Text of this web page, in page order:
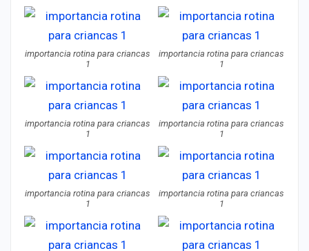
importancia rotina para criancas
1
importancia rotina para criancas
1
importancia rotina para criancas
1
importancia rotina para criancas
1
importancia rotina para criancas
1
importancia rotina para criancas
1